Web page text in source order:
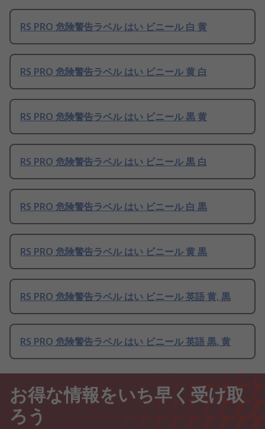
RS PRO 危険警告ラベル はい ビニール 白 黄
RS PRO 危険警告ラベル はい ビニール 黄 白
RS PRO 危険警告ラベル はい ビニール 黒 黄
RS PRO 危険警告ラベル はい ビニール 黒 白
RS PRO 危険警告ラベル はい ビニール 白 黒
RS PRO 危険警告ラベル はい ビニール 黄 黒
RS PRO 危険警告ラベル はい ビニール 英語 黄, 黒
RS PRO 危険警告ラベル はい ビニール 英語 黒, 黄
お得な情報をいち早く受け取
ろう